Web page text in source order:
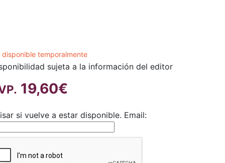
disponible temporalmente
sujeta a la información del editor
19,60€
si vuelve a estar disponible. Email: